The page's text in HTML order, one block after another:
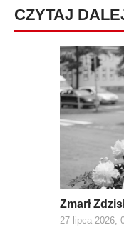
CZYTAJ
Zmarł
27 lipca 2026,